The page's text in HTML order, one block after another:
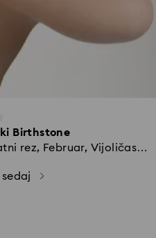
Birthstone
rez, Februar, Vijoličasti,
iz rodija